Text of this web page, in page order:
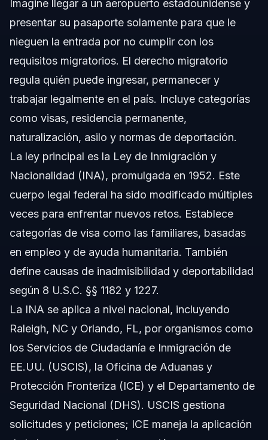
Imagine llegar a un aeropuerto estadounidense y
presentar su pasaporte solamente para que le
nieguen la entrada por no cumplir con los
requisitos migratorios. El derecho migratorio
regula quién puede ingresar, permanecer y
trabajar legalmente en el país. Incluye categorías
como visas, residencia permanente,
naturalización, asilo y normas de deportación.
La ley principal es la Ley de Inmigración y
Nacionalidad (INA), promulgada en 1952. Este
cuerpo legal federal ha sido modificado múltiples
veces para enfrentar nuevos retos. Establece
categorías de visa como las familiares, basadas
en empleo y de ayuda humanitaria. También
define causas de inadmisibilidad y deportabilidad
según 8 U.S.C. §§ 1182 y 1227.
La INA se aplica a nivel nacional, incluyendo
Raleigh, NC y Orlando, FL, por organismos como
los Servicios de Ciudadanía e Inmigración de
EE.UU. (USCIS), la Oficina de Aduanas y
Protección Fronteriza (ICE) y el Departamento de
Seguridad Nacional (DHS). USCIS gestiona
solicitudes y peticiones; ICE maneja la aplicación